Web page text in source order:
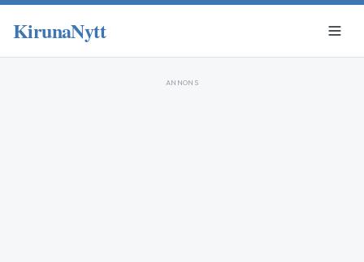
KirunaNytt
ANNONS